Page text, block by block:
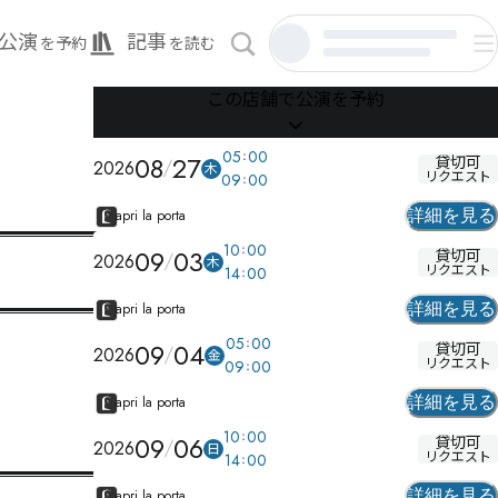
公演 を予約 記事 を読む
この店舗で公演を予約
202608 27木
05 00
09 00
貸切可
リクエスト
apri la porta
詳細を見る
202609 03 木
10 00
14 00
貸切可
リクエスト
apri la porta
詳細を見る
202609 04金
05 00
09 00
貸切可
リクエスト
apri la porta
詳細を見る
202609 06 日
10 00
14 00
貸切可
リクエスト